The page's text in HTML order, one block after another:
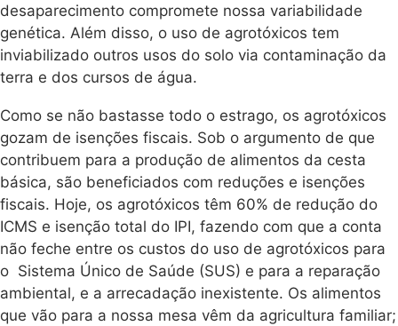
desaparecimento compromete nossa variabilidade
genética. Além disso, o uso de agrotóxicos tem
inviabilizado outros usos do solo via contaminação da
terra e dos cursos de água.
Como se não bastasse todo o estrago, os agrotóxicos
gozam de isenções fiscais. Sob o argumento de que
contribuem para a produção de alimentos da cesta
básica, são beneficiados com reduções e isenções
fiscais. Hoje, os agrotóxicos têm 60% de redução do
ICMS e isenção total do IPI, fazendo com que a conta
não feche entre os custos do uso de agrotóxicos para
o Sistema Único de Saúde (SUS) e para a reparação
ambiental, e a arrecadação inexistente. Os alimentos
que vão para a nossa mesa vêm da agricultura familiar;